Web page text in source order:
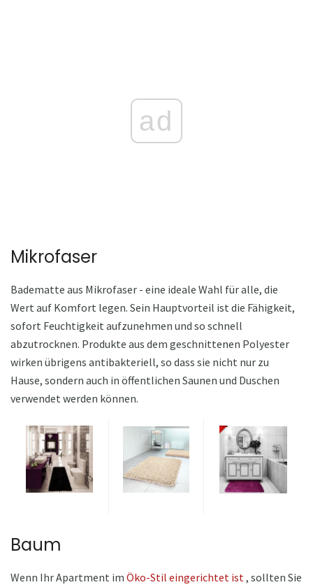
ad
Mikrofaser
Badematte aus Mikrofaser - eine ideale Wahl für alle, die
Wert auf Komfort legen. Sein Hauptvorteil ist die Fähigkeit,
sofort Feuchtigkeit aufzunehmen und so schnell
abzutrocknen. Produkte aus dem geschnittenen Polyester
wirken übrigens antibakteriell, so dass sie nicht nur zu
Hause, sondern auch in öffentlichen Saunen und Duschen
verwendet werden können.
Baum
Wenn Ihr Apartment im Öko-Stil eingerichtet ist , sollten Sie